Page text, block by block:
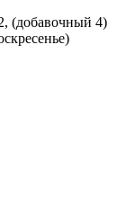
(добавочный 4)